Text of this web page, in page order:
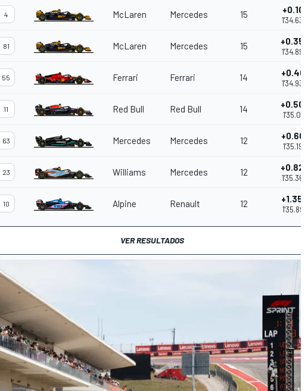
4 McLaren Mercedes 15 +0.101
1'34.639
81 McLaren Mercedes 15 +0.356
1'34.894
55 Ferrari Ferrari 14 +0.401
1'34.939
11 Red Bull Red Bull 14 +0.503
1'35.041
63 Mercedes Mercedes 12 +0.661
1'35.199
23 Williams Mercedes 12 +0.828
1'35.366
10 Alpine Renault 12 +1.359
1'35.897
VER RESULTADOS